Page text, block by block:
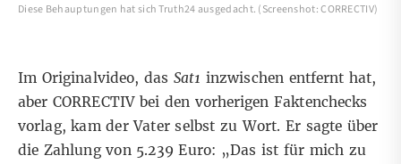
Diese Behauptungen hat sich Truth24 ausgedacht. (Screenshot: CORRECTIV)
Im Originalvideo, das Sat1 inzwischen entfernt hat,
aber CORRECTIV bei den vorherigen Faktenchecks
vorlag, kam der Vater selbst zu Wort. Er sagte über
die Zahlung von 5.239 Euro: „Das ist für mich zu